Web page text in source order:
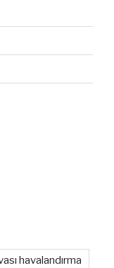
havalandırma